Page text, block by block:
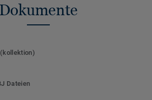
Dokumente
Dateien